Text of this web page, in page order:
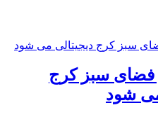
فضای سبز کرج
می شود